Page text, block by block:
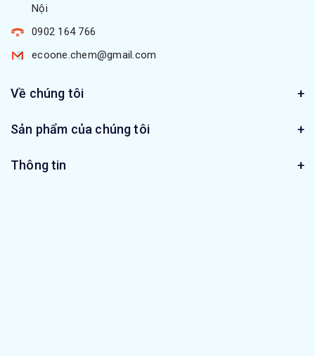
Nội
0902 164 766
ecoone.chem@gmail.com
Về chúng tôi
Sản phẩm của chúng tôi
Thông tin